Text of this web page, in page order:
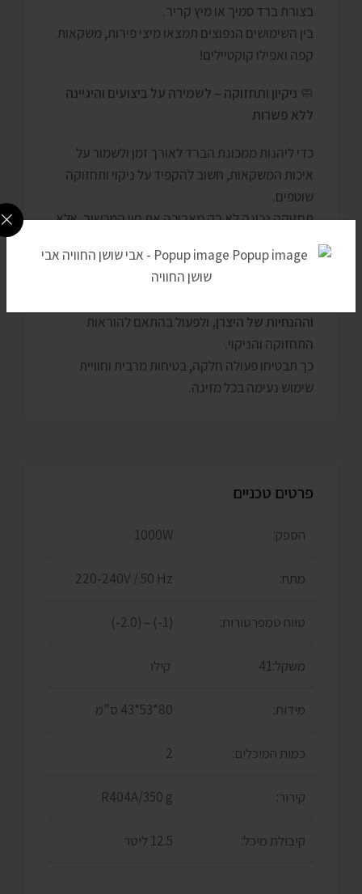
בצורת ברד סמיך או מיץ קריר.
בין השימושים הנפוצים תמצאו מיצי פירות, משקאות
קפה ואפילו קוקטיילים!
🧼 ניקיון ותחזוקה – לשמירה על ביצועים והיגיינה
ללא פשרות
כדי ליהנות ממכונת הברד לאורך זמן ולשמור על
איכות המשקאות, חשוב להקפיד על ניקוי ותחזוקה
שוטפים.
תחזוקה נכונה לא רק מאריכה את חיי המכשיר, אלא
במיוחד בסביבה מסחרית.
וההנחיות של היצרן, ולפעול בהתאם להוראות
התחזוקה והניקוי.
כך תבטיחו פעולה חלקה, בטיחות מרבית וחוויית
שימוש נעימה בכל מזיגה.
פרטים טכניים
הספק: 1000W
מתח: 220-240V / 50 Hz
טווח טמפרטורות: (1-) – (2.0-)
משקל:41 קילו
מידות: 80*53*43 ס”מ
כמות המיכלים: 2
קירור: R404A/350 g
קיבולת מיכל: 12.5 ליטר